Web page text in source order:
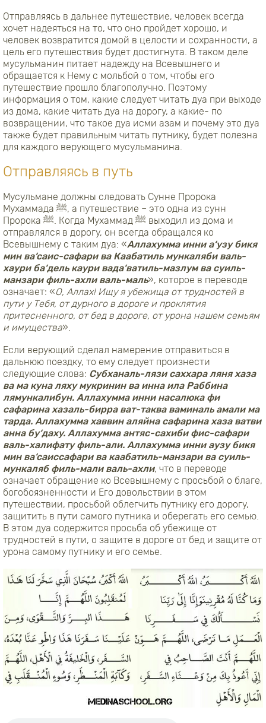
Отправляясь в дальнее путешествие, человек всегда
хочет надеяться на то, что оно пройдет хорошо, и
человек возвратится домой в целости и сохранности, а
цель его путешествия будет достигнута. В таком деле
мусульманин питает надежду на Всевышнего и
обращается к Нему с мольбой о том, чтобы его
путешествие прошло благополучно. Поэтому
информация о том, какие следует читать дуа при выходе
из дома, какие читать дуа на дорогу, а какие- по
возвращении, что такое дуа исми азам и почему это дуа
также будет правильным читать путнику, будет полезна
для каждого верующего мусульманина.
Отправляясь в путь
Мусульмане должны следовать Сунне Пророка
Мухаммада ﷺ, а путешествие – это одна из сунн
Пророка ﷺ . Когда Мухаммад ﷺ выходил из дома и
отправлялся в дорогу, он всегда обращался ко
Всевышнему с таким дуа: «Аллахумма инни а‘узу бикя
мин ва‘саис-сафари ва Каабатиль мункаляби валь-
хаури ба‘дель каури вада‘ватиль-мазлум ва суиль-
манзари филь-ахли валь-маль», которое в переводе
означает: «О, Аллах! Ищу я убежища от трудностей в
пути у Тебя, от дурного в дороге и проклятия
притесненного, от бед в дороге, от урона нашем семьям
и имущества».
Если верующий сделал намерение отправиться в
дальнюю поездку, то ему следует произнести
следующие слова: Субханаль-лязи саххара ляня хаза
ва ма куна ляху мукринин ва инна ила Раббина
лямункалибун. Аллахумма инни насалюка фи
сафарина хазаль-бирра ват-таква ваминаль амали ма
тарда. Аллахумма хаввин аляйна сафарина хаза ватви
анна бу‘даху. Аллахумма антяс-сахиби фис-сафари
валь-халифату филь-али. Аллахумма инни аузу бикя
мин ва‘саиссафари ва каабатиль-манзари ва суиль-
мункаляб филь-мали валь-ахли, что в переводе
означает обращение ко Всевышнему с просьбой о благе,
богобоязненности и Его довольствии в этом
путешествии, просьбой облегчить путнику его дорогу,
защитить в пути самого путника и оберегать его семью.
В этом дуа содержится просьба об убежище от
трудностей в пути, о защите в дороге от бед и защите от
урона самому путнику и его семье.